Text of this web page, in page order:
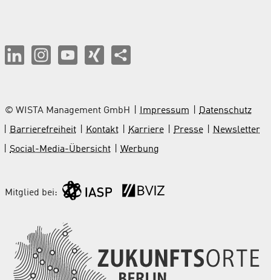
© WISTA Management GmbH Impressum
Datenschutz
Barrierefreiheit
Kontakt Karriere Presse
Newsletter
Social-Media-Übersicht
Werbung
Mitglied bei: